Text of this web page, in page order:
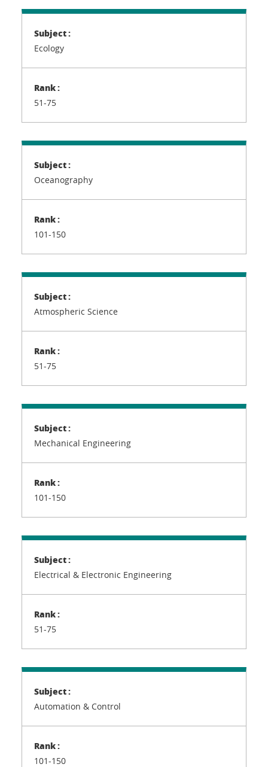
Ecology
51-75
Oceanography
101-150
Atmospheric Science
51-75
Mechanical Engineering
101-150
Electrical & Electronic Engineering
51-75
Automation & Control
101-150